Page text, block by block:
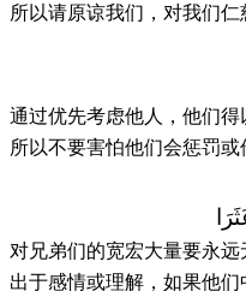
所以请原谅我们，对我们仁
通过优先考虑他人，他们得
所以不要害怕他们会惩罚或
对兄弟们的宽宏大量要永远
出于感情或理解，如果他们